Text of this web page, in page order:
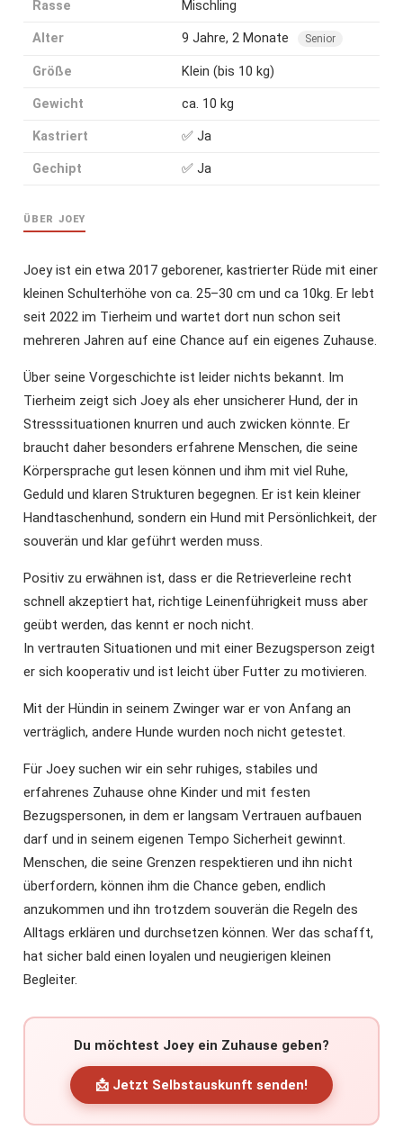
Rasse Mischling
Alter 9 Jahre, 2 Monate Senior
Größe Klein (bis 10 kg)
Gewicht ca. 10 kg
Kastriert ✅ Ja
Gechipt ✅ Ja
ÜBER JOEY
Joey ist ein etwa 2017 geborener, kastrierter Rüde mit einer
kleinen Schulterhöhe von ca. 25–30 cm und ca 10kg. Er lebt
seit 2022 im Tierheim und wartet dort nun schon seit
mehreren Jahren auf eine Chance auf ein eigenes Zuhause.
Über seine Vorgeschichte ist leider nichts bekannt. Im
Tierheim zeigt sich Joey als eher unsicherer Hund, der in
Stresssituationen knurren und auch zwicken könnte. Er
braucht daher besonders erfahrene Menschen, die seine
Körpersprache gut lesen können und ihm mit viel Ruhe,
Geduld und klaren Strukturen begegnen. Er ist kein kleiner
Handtaschenhund, sondern ein Hund mit Persönlichkeit, der
souverän und klar geführt werden muss.
Positiv zu erwähnen ist, dass er die Retrieverleine recht
schnell akzeptiert hat, richtige Leinenführigkeit muss aber
geübt werden, das kennt er noch nicht.
In vertrauten Situationen und mit einer Bezugsperson zeigt
er sich kooperativ und ist leicht über Futter zu motivieren.
Mit der Hündin in seinem Zwinger war er von Anfang an
verträglich, andere Hunde wurden noch nicht getestet.
Für Joey suchen wir ein sehr ruhiges, stabiles und
erfahrenes Zuhause ohne Kinder und mit festen
Bezugspersonen, in dem er langsam Vertrauen aufbauen
darf und in seinem eigenen Tempo Sicherheit gewinnt.
Menschen, die seine Grenzen respektieren und ihn nicht
überfordern, können ihm die Chance geben, endlich
anzukommen und ihn trotzdem souverän die Regeln des
Alltags erklären und durchsetzen können. Wer das schafft,
hat sicher bald einen loyalen und neugierigen kleinen
Begleiter.
Du möchtest Joey ein Zuhause geben?
📩 Jetzt Selbstauskunft senden!